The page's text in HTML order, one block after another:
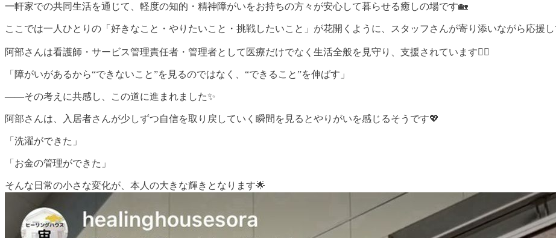
一軒家での共同生活を通じて、軽度の知的・精神障がいをお持ちの方々が安心して暮らせる癒しの場です🏡
ここでは一人ひとりの「好きなこと・やりたいこと・挑戦したいこと」が花開くように、スタッフさんが寄り添いながら応援
阿部さんは看護師・サービス管理責任者・管理者として医療だけでなく生活全般を見守り、支援されています👩‍⚕️
「障がいがあるから“できないこと”を見るのではなく、“できること”を伸ばす」
——その考えに共感し、この道に進まれました✨
阿部さんは、入居者さんが少しずつ自信を取り戻していく瞬間を見るとやりがいを感じるそうです💖
「洗濯ができた」
「お金の管理ができた」
そんな日常の小さな変化が、本人の大きな輝きとなります🌟